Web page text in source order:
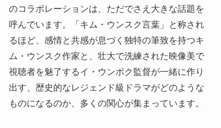
のコラボレーションは、ただでさえ大きな話題を
呼んでいます。「キム・ウンスク言葉」と称され
るほど、感情と共感が息づく独特の筆致を持つキ
ム・ウンスク作家と、壮大で洗練された映像美で
視聴者を魅了するイ・ウンボク監督が一緒に作り
出す、歴史的なレジェンド級ドラマがどのような
ものになるのか、多くの関心が集まっています。